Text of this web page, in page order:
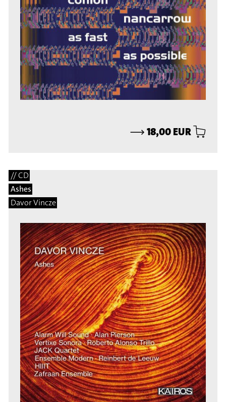
⟶18,00 EUR
// CD
Ashes
Davor Vincze